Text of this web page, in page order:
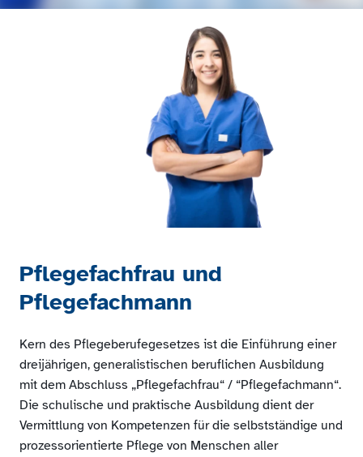
Pflegefachfrau und
Pflegefachmann
Kern des Pflegeberufegesetzes ist die Einführung einer
dreijährigen, generalistischen beruflichen Ausbildung
mit dem Abschluss „Pflegefachfrau“ / “Pflegefachmann“.
Die schulische und praktische Ausbildung dient der
Vermittlung von Kompetenzen für die selbstständige und
prozessorientierte Pflege von Menschen aller